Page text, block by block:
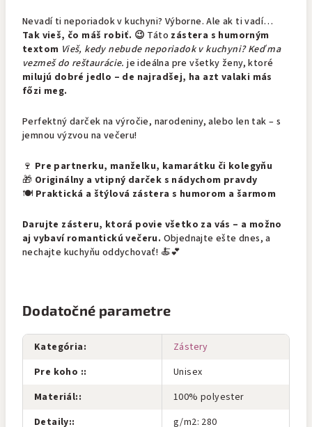
Nevadí ti neporiadok v kuchyni? Výborne. Ale ak ti vadí…
Tak vieš, čo máš robiť. 😉 Táto zástera s humorným
textom Vieš, kedy nebude neporiadok v kuchyni? Keď ma
vezmeš do reštaurácie. je ideálna pre všetky ženy, ktoré
milujú dobré jedlo – de najradšej, ha azt valaki más
főzi meg.
Perfektný darček na výročie, narodeniny, alebo len tak – s
jemnou výzvou na večeru!
🍷 Pre partnerku, manželku, kamarátku či kolegyňu
🎁 Originálny a vtipný darček s nádychom pravdy
🍽️ Praktická a štýlová zástera s humorom a šarmom
Darujte zásteru, ktorá povie všetko za vás – a možno
aj vybaví romantickú večeru. Objednajte ešte dnes, a
nechajte kuchyňu oddychovať! 🍝💕
Dodatočné parametre
Kategória:
Zástery
Pre koho ::
Unisex
Materiál::
100% polyester
Detaily:: g/m2: 280